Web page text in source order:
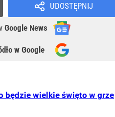
UDOSTĘPNIJ
Google News
w Google
będzie wielkie święto w grze